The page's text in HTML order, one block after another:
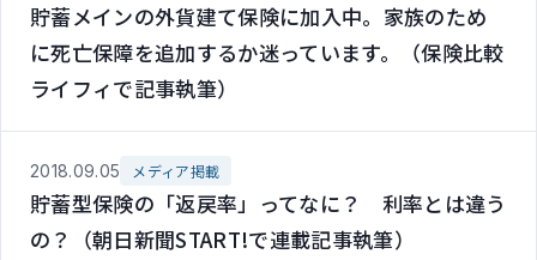
貯蓄メインの外貨建て保険に加入中。家族のため
に死亡保障を追加するか迷っています。（保険比較
ライフィで記事執筆）
2018.09.05 メディア掲載
貯蓄型保険の「返戻率」ってなに？ 利率とは違う
の？（朝日新聞START!で連載記事執筆）